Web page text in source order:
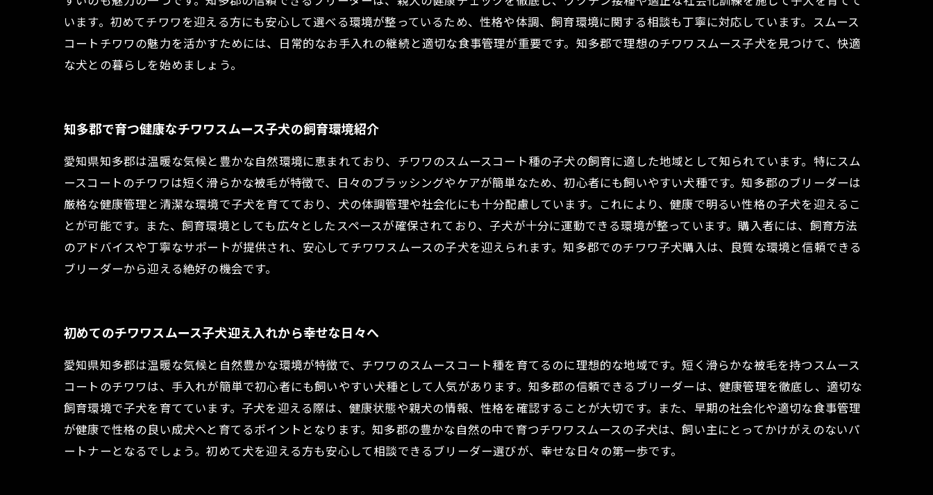
います。初めてチワワを迎える方にも安心して選べる環境が整っているため、性格や体調、飼育環境に関する相談も丁寧に対応しています。スムース
コートチワワの魅力を活かすためには、日常的なお手入れの継続と適切な食事管理が重要です。知多郡で理想のチワワスムース子犬を見つけて、快適
な犬との暮らしを始めましょう。
知多郡で育つ健康なチワワスムース子犬の飼育環境紹介
愛知県知多郡は温暖な気候と豊かな自然環境に恵まれており、チワワのスムースコート種の子犬の飼育に適した地域として知られています。特にスム
ースコートのチワワは短く滑らかな被毛が特徴で、日々のブラッシングやケアが簡単なため、初心者にも飼いやすい犬種です。知多郡のブリーダーは
厳格な健康管理と清潔な環境で子犬を育てており、犬の体調管理や社会化にも十分配慮しています。これにより、健康で明るい性格の子犬を迎えるこ
とが可能です。また、飼育環境としても広々としたスペースが確保されており、子犬が十分に運動できる環境が整っています。購入者には、飼育方法
のアドバイスや丁寧なサポートが提供され、安心してチワワスムースの子犬を迎えられます。知多郡でのチワワ子犬購入は、良質な環境と信頼できる
ブリーダーから迎える絶好の機会です。
初めてのチワワスムース子犬迎え入れから幸せな日々へ
愛知県知多郡は温暖な気候と自然豊かな環境が特徴で、チワワのスムースコート種を育てるのに理想的な地域です。短く滑らかな被毛を持つスムース
コートのチワワは、手入れが簡単で初心者にも飼いやすい犬種として人気があります。知多郡の信頼できるブリーダーは、健康管理を徹底し、適切な
飼育環境で子犬を育てています。子犬を迎える際は、健康状態や親犬の情報、性格を確認することが大切です。また、早期の社会化や適切な食事管理
が健康で性格の良い成犬へと育てるポイントとなります。知多郡の豊かな自然の中で育つチワワスムースの子犬は、飼い主にとってかけがえのないパ
ートナーとなるでしょう。初めて犬を迎える方も安心して相談できるブリーダー選びが、幸せな日々の第一歩です。